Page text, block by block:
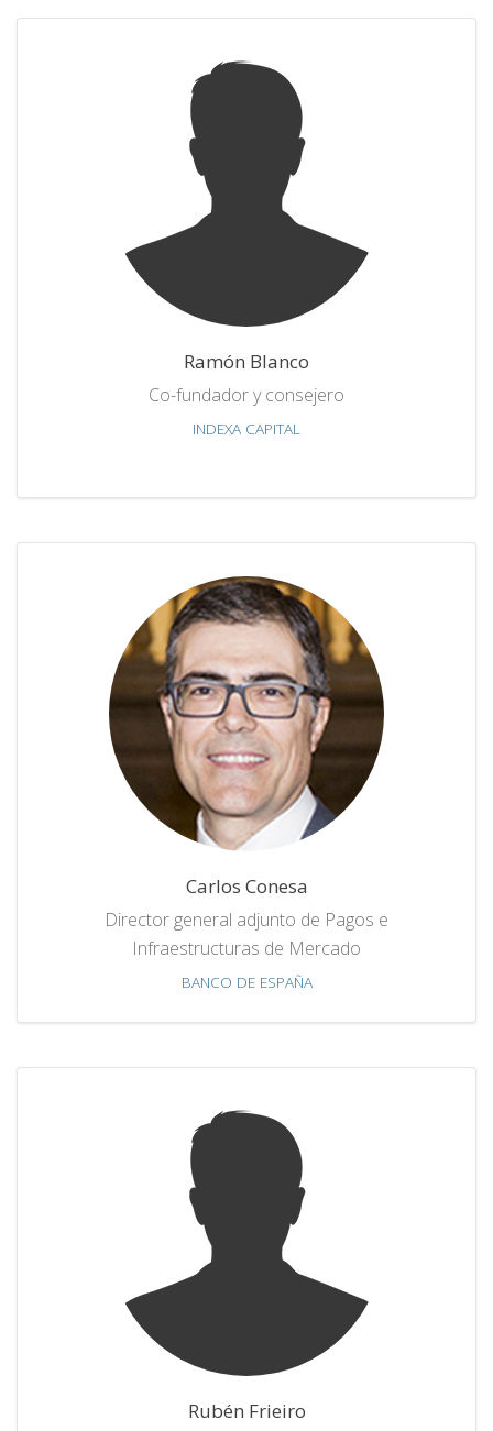
Ramón Blanco
Co-fundador y consejero
INDEXA CAPITAL
Carlos Conesa
Director general adjunto de Pagos e
Infraestructuras de Mercado
BANCO DE ESPAÑA
Rubén Frieiro